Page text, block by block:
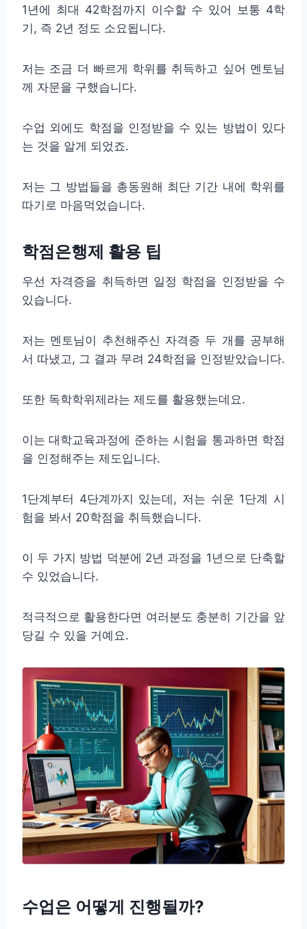
1년에 최대 42학점까지 이수할 수 있어 보통 4학
기, 즉 2년 정도 소요됩니다.
저는 조금 더 빠르게 학위를 취득하고 싶어 멘토님
께 자문을 구했습니다.
수업 외에도 학점을 인정받을 수 있는 방법이 있다
는 것을 알게 되었죠.
저는 그 방법들을 총동원해 최단 기간 내에 학위를
따기로 마음먹었습니다.
학점은행제 활용 팁
우선 자격증을 취득하면 일정 학점을 인정받을 수
있습니다.
저는 멘토님이 추천해주신 자격증 두 개를 공부해
서 따냈고, 그 결과 무려 24학점을 인정받았습니다.
또한 독학학위제라는 제도를 활용했는데요.
이는 대학교육과정에 준하는 시험을 통과하면 학점
을 인정해주는 제도입니다.
1단계부터 4단계까지 있는데, 저는 쉬운 1단계 시
험을 봐서 20학점을 취득했습니다.
이 두 가지 방법 덕분에 2년 과정을 1년으로 단축할
수 있었습니다.
적극적으로 활용한다면 여러분도 충분히 기간을 앞
당길 수 있을 거예요.
수업은 어떻게 진행될까?